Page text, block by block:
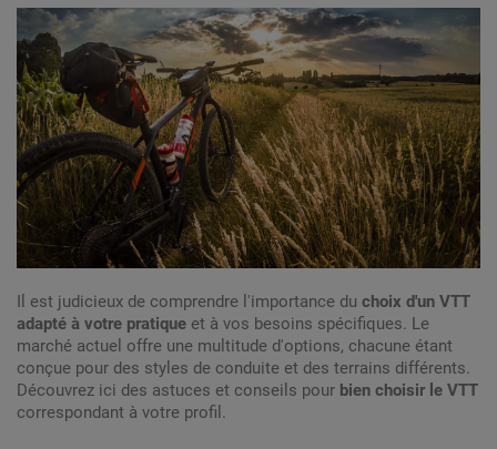
Il est judicieux de comprendre l'importance du choix d'un VTT
adapté à votre pratique et à vos besoins spécifiques. Le
marché actuel offre une multitude d'options, chacune étant
conçue pour des styles de conduite et des terrains différents.
Découvrez ici des astuces et conseils pour bien choisir le VTT
correspondant à votre profil.